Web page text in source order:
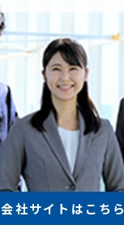
会社サイトはこちら